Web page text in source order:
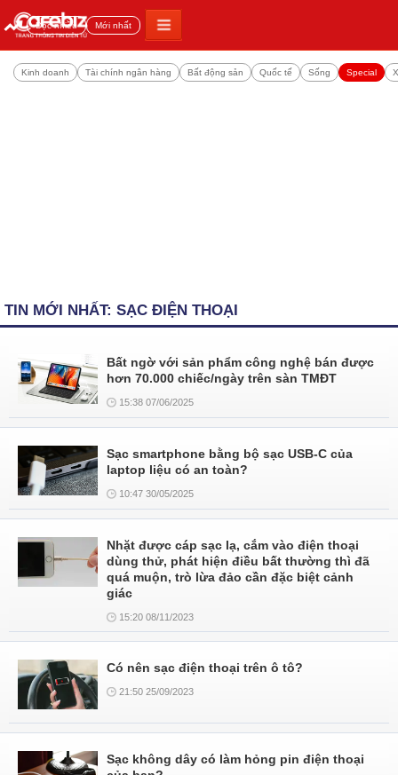
Đọc nhiều Mới nhất
Kinh doanh Tài chính ngân hàng Bất động sản Quốc tế Sống Special
TIN MỚI NHẤT: SẠC ĐIỆN THOẠI
Bất ngờ với sản phẩm công nghệ bán được
hơn 70.000 chiếc/ngày trên sàn TMĐT
15:38 07/06/2025
Sạc smartphone bằng bộ sạc USB-C của
laptop liệu có an toàn?
10:47 30/05/2025
Nhặt được cáp sạc lạ, cắm vào điện thoại
dùng thử, phát hiện điều bất thường thì đã
quá muộn, trò lừa đảo cần đặc biệt cảnh
giác
15:20 08/11/2023
Có nên sạc điện thoại trên ô tô?
21:50 25/09/2023
Sạc không dây có làm hỏng pin điện thoại